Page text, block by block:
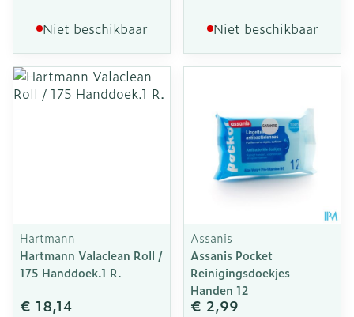
Niet beschikbaar Niet beschikbaar
Hartmann
Hartmann Valaclean Roll /
175 Handdoek.1 R.
€ 18,14
Assanis
Assanis Pocket
Reinigingsdoekjes
Handen 12
€ 2,99